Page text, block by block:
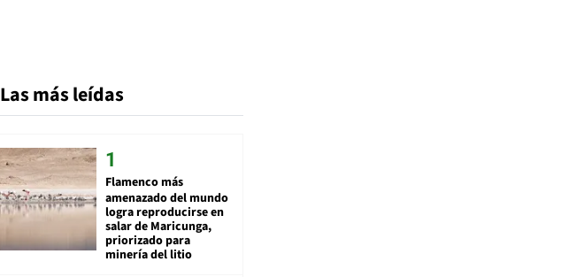
Las más leídas
Flamenco más
amenazado del mundo
logra reproducirse en
salar de Maricunga,
priorizado para
minería del litio